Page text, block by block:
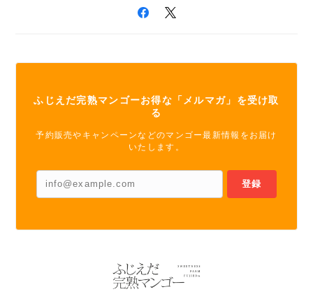
ふじえだ完熟マンゴーお得な「メルマガ」を受け取
る
予約販売やキャンペーンなどのマンゴー最新情報をお届け
いたします。
登録